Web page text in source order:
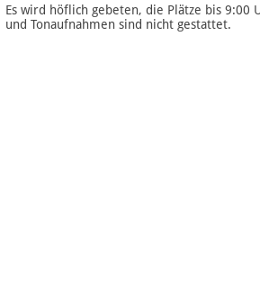
Es wird höflich gebeten, die Plätze bis 9:00
und Tonaufnahmen sind nicht gestattet.